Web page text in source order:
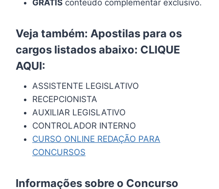
GRÁTIS conteúdo complementar exclusivo.
Veja também: Apostilas para os
cargos listados abaixo: CLIQUE
AQUI:
ASSISTENTE LEGISLATIVO
RECEPCIONISTA
AUXILIAR LEGISLATIVO
CONTROLADOR INTERNO
CURSO ONLINE REDAÇÃO PARA
CONCURSOS
Informações sobre o Concurso